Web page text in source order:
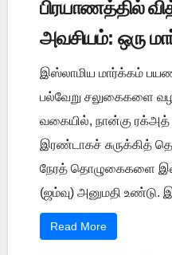
பிரயாணத்தில்
அவசியம்: ஒரு
இஸ்லாமிய மார்க்கம்
பல்வேறு சலுகைகளை
வகையில், நான்கு
இரண்டாகச் சுருக்கித்
நேரத் தொழுகைகளை
(ஜம்வு) அனுமதி உண்டு.
Read More